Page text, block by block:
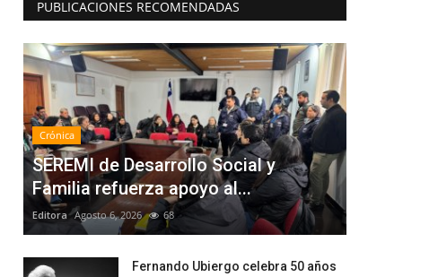
PUBLICACIONES RECOMENDADAS
Crónica
SEREMI de Desarrollo Social y
Familia refuerza apoyo al...
Editora Agosto 6, 2026 68
Fernando Ubiergo celebra 50 años